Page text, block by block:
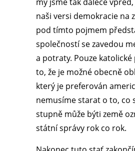
naši versi demokracie na
pod tímto pojmem
společností se zavedou
a potraty. Pouze
to, že je možné obecně
který je preferován
nemusíme starat o to, co
stupně může býti země
státní správy rok co rok.